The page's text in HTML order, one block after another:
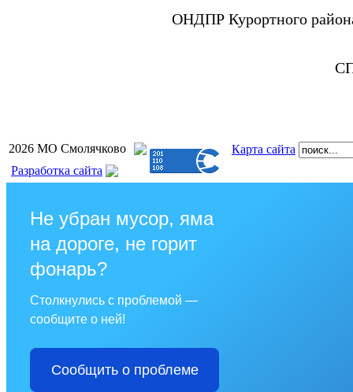
ОНДПР Курортного
2026 МО Смолячково
Карта сайта
Разработка сайта
Не убран мусор, яма
на дороге, не горит
фонарь?
Столкнулись с проблемой —
сообщите о ней!
Сообщить о проблеме